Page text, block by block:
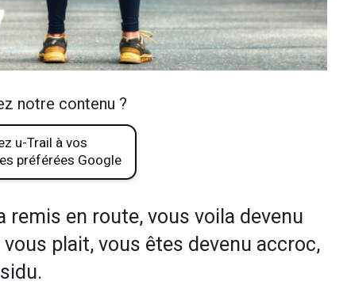
notre contenu ?
u-Trail à vos
préférées Google
en route, vous voila devenu
plait, vous êtes devenu accroc,